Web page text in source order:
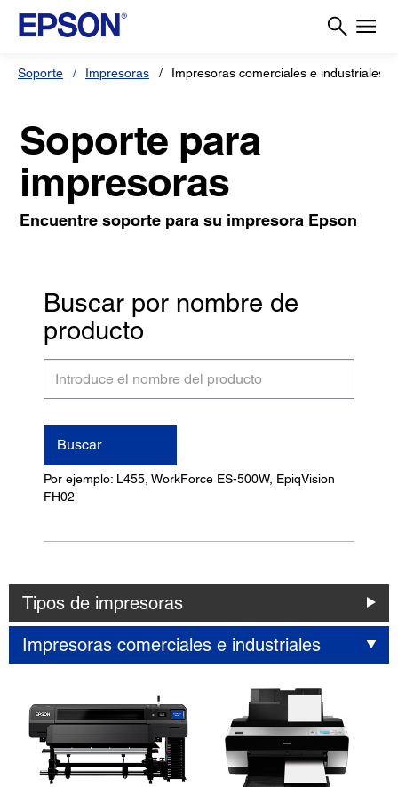
Soporte Impresoras Impresoras comerciales e industriales
Soporte para
impresoras
Encuentre soporte para su impresora Epson
Buscar por nombre de
producto
del
producto
Buscar
Por ejemplo: L455, WorkForce ES-500W, EpiqVision
FH02
Tipos de impresoras
Impresoras comerciales e industriales